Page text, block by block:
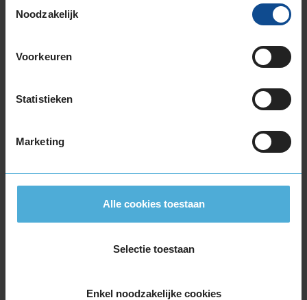
Noodzakelijk
Voorkeuren
Statistieken
Marketing
Alle cookies toestaan
Selectie toestaan
Enkel noodzakelijke cookies
20-inch banden
235/35R20 92W EXTRALOAD
245/40R20 99V EXTRALOAD
245/45R20 103V EXTRALOAD RUNFLAT
255/40R20 101V EXTRALOAD
255/40R20 101V EXTRALOAD
255/45R20 105V EXTRALOAD RUNFLAT
265/40R20 104V EXTRALOAD